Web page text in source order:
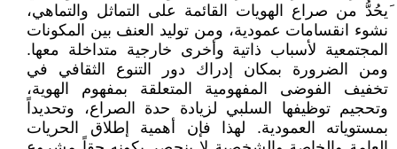
َيحُدُّ من صراع الهويات القائمة على التماثل والتماهي،
نشوء انقسامات عمودية، ومن توليد العنف بين المكونات
المجتمعية لأسباب ذاتية وأخرى خارجية متداخلة معها.
ومن الضرورة بمكان إدراك دور التنوع الثقافي في
تخفيف الفوضى المفهومية المتعلقة بمفهوم الهوية،
وتحجيم توظيفها السلبي لزيادة حدة الصراع، وتحديداً
بمستوياته العمودية. لهذا فإن أهمية إطلاق الحريات